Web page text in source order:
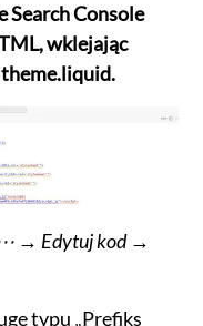
Search Console
wklejając
→ Edytuj kod →
typu „Prefiks